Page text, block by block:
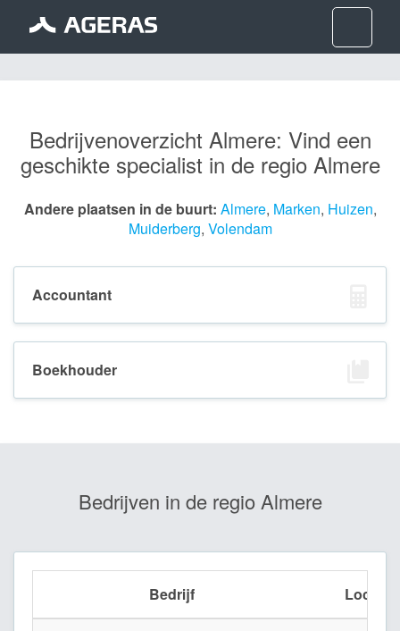
Bedrijvenoverzicht Almere: Vind een
geschikte specialist in de regio Almere
Andere plaatsen in de buurt: Almere, Marken, Huizen,
Muiderberg, Volendam
Accountant
Boekhouder
Bedrijven in de regio Almere
Bedrijf Locatie